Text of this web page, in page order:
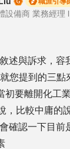
設備商 業務經理
述與訴求，容
您提到的三點
初要離開化工
，比較中庸的
確認一下目前